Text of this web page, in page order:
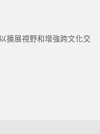
擴展視野和增強跨文化交